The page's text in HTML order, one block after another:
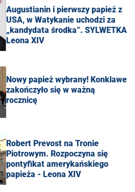
Augustianin i pierwszy papież z
USA, w Watykanie uchodzi za
„kandydata środka”. SYLWETKA
Leona XIV
Nowy papież wybrany! Konklawe
zakończyło się w ważną
rocznicę
Robert Prevost na Tronie
Piotrowym. Rozpoczyna się
pontyfikat amerykańskiego
papieża - Leona XIV